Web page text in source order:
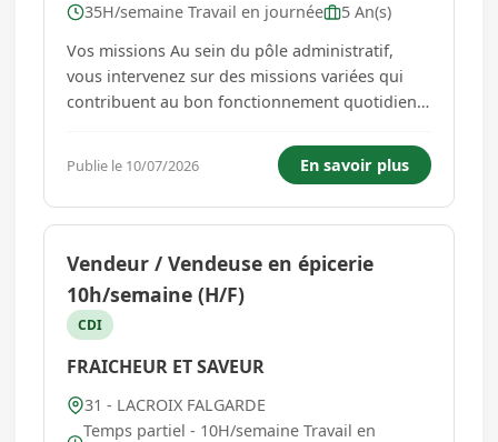
35H/semaine Travail en journée
5 An(s)
Vos missions Au sein du pôle administratif,
vous intervenez sur des missions variées qui
contribuent au bon fonctionnement quotidien
le courrier entrant et sortant. * Assurer le
classement et l'archivage des documents. *
Mettre à jour diff...
Publie le 10/07/2026 En savoir plus
Vendeur / Vendeuse en épicerie
10h/semaine (H/F)
CDI
FRAICHEUR ET SAVEUR
31 - LACROIX FALGARDE
Temps partiel - 10H/semaine Travail en